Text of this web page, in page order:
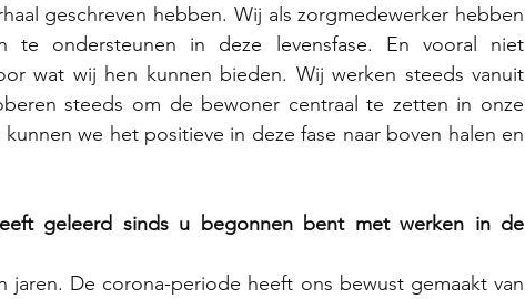
geschreven hebben. Wij als zorgmedewerker hebben
ondersteunen in deze levensfase. En vooral niet
wat wij hen kunnen bieden. Wij werken steeds vanuit
steeds om de bewoner centraal te zetten in onze
we het positieve in deze fase naar boven halen en
geleerd sinds u begonnen bent met werken in de
jaren. De corona-periode heeft ons bewust gemaakt van